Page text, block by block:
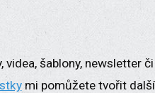
videa, šablony, newsletter
mi pomůžete tvořit další